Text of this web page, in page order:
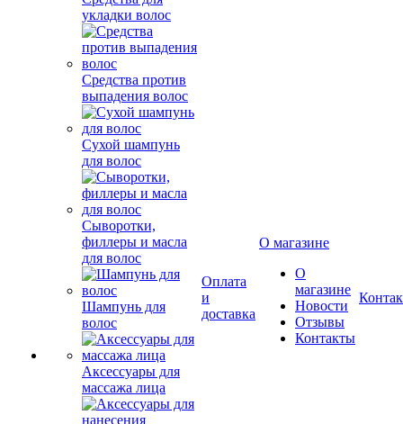
укладки волос
Средства против
выпадения волос
Сухой шампунь
для волос
Сыворотки,
филлеры и масла
для волос
Шампунь для
волос
Аксессуары для
массажа лица
Оплата
и
доставка
О магазине
О
магазине
Новости
Отзывы
Контакты